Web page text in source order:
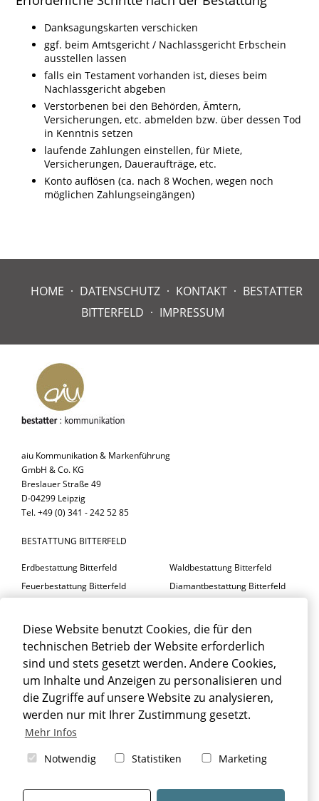
Diese Website benutzt Cookies, die für den
technischen Betrieb der Website erforderlich
sind und stets gesetzt werden. Andere Cookies,
um Inhalte und Anzeigen zu personalisieren und
die Zugriffe auf unsere Website zu analysieren,
werden nur mit Ihrer Zustimmung gesetzt.
Mehr Infos
Notwendig
Statistiken Marketing
Danksagungskarten verschicken
ggf. beim Amtsgericht / Nachlassgericht Erbschein
ausstellen lassen
falls ein Testament vorhanden ist, dieses beim
Nachlassgericht abgeben
Verstorbenen bei den Behörden, Ämtern,
Versicherungen, etc. abmelden bzw. über dessen Tod
in Kenntnis setzen
laufende Zahlungen einstellen, für Miete,
Versicherungen, Daueraufträge, etc.
Konto auflösen (ca. nach 8 Wochen, wegen noch
möglichen Zahlungseingängen)
HOME DATENSCHUTZ KONTAKT
BESTATTER
BITTERFELD
IMPRESSUM
aiu Kommunikation & Markenführung
GmbH & Co. KG
Breslauer Straße 49
D-04299 Leipzig
Tel. +49 (0) 341 - 242 52 85
BESTATTUNG BITTERFELD
Erdbestattung Bitterfeld
Feuerbestattung Bitterfeld
Waldbestattung Bitterfeld
Diamantbestattung Bitterfeld
BESTATTER BITTERFELD
Trauerfeier Bitterfeld
Trauerbegleitung Bitterfeld
Beisetzung Bitterfeld
Trauerfloristik Bitterfeld
Trauerhalle Bitterfeld
TRAUERFALL BITTERFELD
Sterbefall Bitterfeld
Bestattungsarten Bitterfeld
Erbrecht Bitterfeld